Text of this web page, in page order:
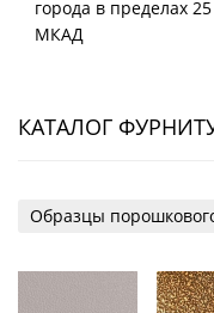
города в пределах
МКАД
КАТАЛОГ
Образцы